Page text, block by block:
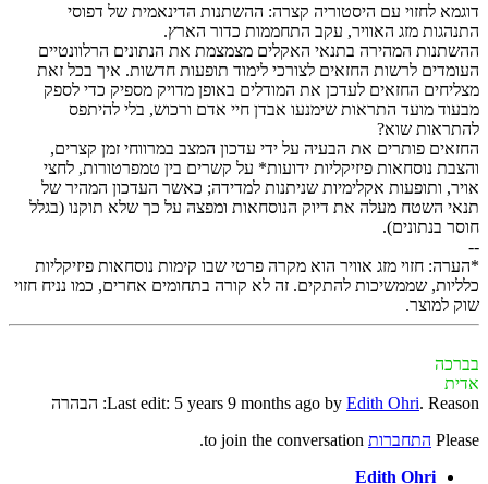
דוגמא לחזוי עם היסטוריה קצרה: ההשתנות הדינאמית של דפוסי
התנהגות מזג האוויר, עקב התחממות כדור הארץ.
ההשתנות המהירה בתנאי האקלים מצמצמת את הנתונים הרלוונטיים
העומדים לרשות החזאים לצורכי לימוד תופעות חדשות. איך בכל זאת
מצליחים החזאים לעדכן את המודלים באופן מדויק מספיק כדי לספק
מבעוד מועד התראות שימנעו אבדן חיי אדם ורכוש, בלי להיתפס
להתראות שוא?
החזאים פותרים את הבעיה על ידי עדכון המצב במרווחי זמן קצרים,
והצבת נוסחאות פיזיקליות ידועות* על קשרים בין טמפרטורות, לחצי
אויר, ותופעות אקלימיות שניתנות למדידה; כאשר העדכון המהיר של
תנאי השטח מעלה את דיוק הנוסחאות ומפצה על כך שלא תוקנו (בגלל
חוסר בנתונים).
--
*הערה: חזוי מזג אוויר הוא מקרה פרטי שבו קימות נוסחאות פיזיקליות
כלליות, שממשיכות להתקים. זה לא קורה בתחומים אחרים, כמו נניח חזוי
שוק למוצר.
בברכה
אדית
Last edit: 5 years 9 months ago by Edith Ohri. Reason: הבהרה
Please התחברות
Edith Ohri